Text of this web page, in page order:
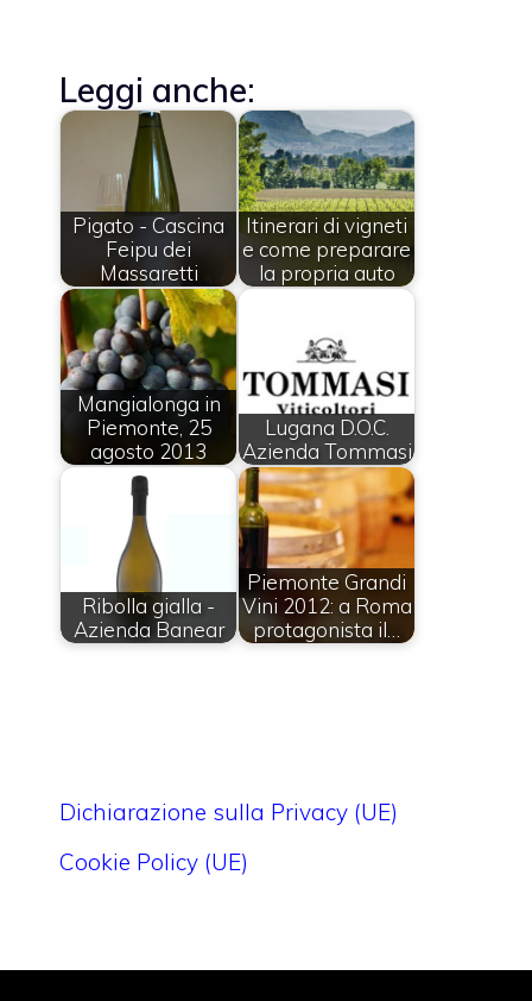
Leggi anche:
Pigato - Cascina
Feipu dei
Massaretti
Itinerari di vigneti
e come preparare
la propria auto
Mangialonga in
Piemonte, 25
agosto 2013
Lugana D.O.C.
Azienda Tommasi
Ribolla gialla -
Azienda Banear
Piemonte Grandi
Vini 2012: a Roma
protagonista il…
Dichiarazione sulla Privacy (UE)
Cookie Policy (UE)